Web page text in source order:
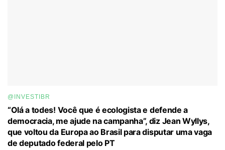
@INVESTIBR
“Olá a todes! Você que é ecologista e defende a
democracia, me ajude na campanha”, diz Jean Wyllys,
que voltou da Europa ao Brasil para disputar uma vaga
de deputado federal pelo PT